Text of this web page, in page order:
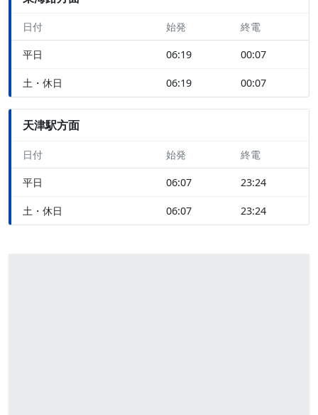
日付 始発 終電
平日 06:19 00:07
土・休日 06:19 00:07
天津駅方面
日付 始発 終電
平日 06:07 23:24
土・休日 06:07 23:24